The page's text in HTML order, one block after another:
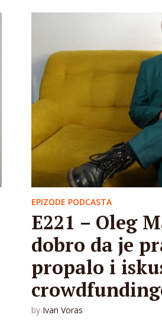
EPIZODE PODCASTA
E221 – Oleg
dobro da je
propalo i
by Ivan Voras